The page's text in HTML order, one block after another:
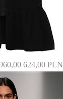
624,00 PLN